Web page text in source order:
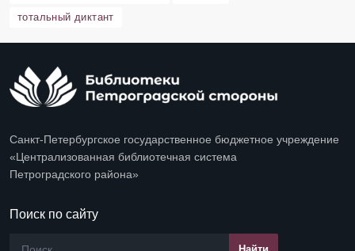
тотальный диктант
Санкт-Петербургское государственное бюджетное учреждение
«Централизованная библиотечная система
Петроградского района»
Поиск по сайту